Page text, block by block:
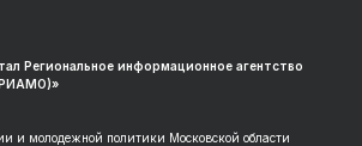
Региональное информационное агентство
и молодежной политики Московской области